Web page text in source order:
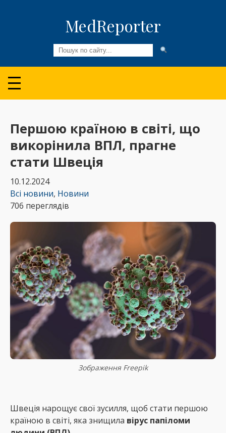
MedReporter
Всі новини
Огляди та Аналітика
Медспільнота
Колонки
Відео
Пацієнтам
Першою країною в світі, що
викорінила ВПЛ, прагне
стати Швеція
10.12.2024
Всі новини, Новини
706 переглядів
Зображення Freepik
Швеція нарощує свої зусилля, щоб стати першою
країною в світі, яка знищила вірус папіломи